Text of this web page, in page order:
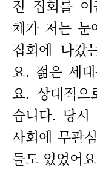
진 집회를 이
체가 저는 눈
집회에 나갔
요. 젊은 세
요. 상대적으
습니다. 당시
사회에 무관
들도 있었어